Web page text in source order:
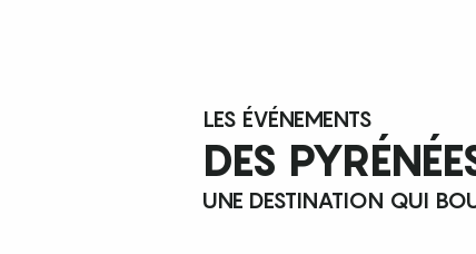
LES ÉVÉNEMENTS
DES
UNE DESTINATION QUI